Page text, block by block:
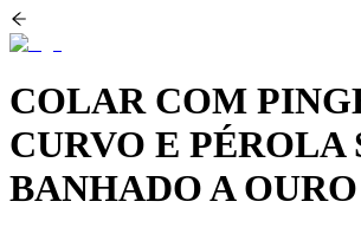
COLAR COM
CURVO E PÉROLA
BANHADO A OURO